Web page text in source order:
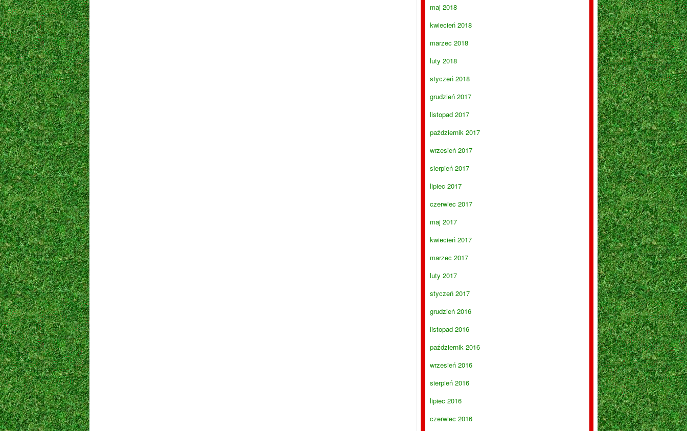
maj 2018
kwiecień 2018
marzec 2018
luty 2018
styczeń 2018
grudzień 2017
listopad 2017
październik 2017
wrzesień 2017
sierpień 2017
lipiec 2017
czerwiec 2017
maj 2017
kwiecień 2017
marzec 2017
luty 2017
styczeń 2017
grudzień 2016
listopad 2016
październik 2016
wrzesień 2016
sierpień 2016
lipiec 2016
czerwiec 2016